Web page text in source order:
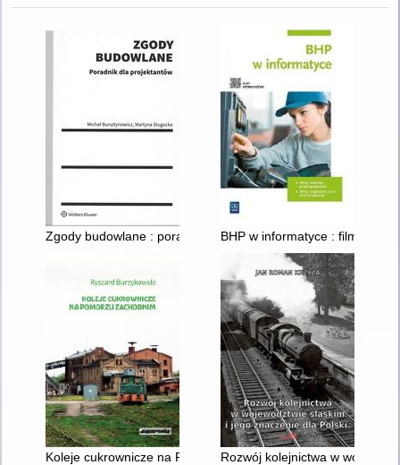
Zgody budowlane : poradnik dla projektantów
BHP w informatyce : filmy z
Koleje cukrownicze na Pomorzu Zachodnim
Rozwój kolejnictwa w